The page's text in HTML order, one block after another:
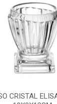
CRISTAL